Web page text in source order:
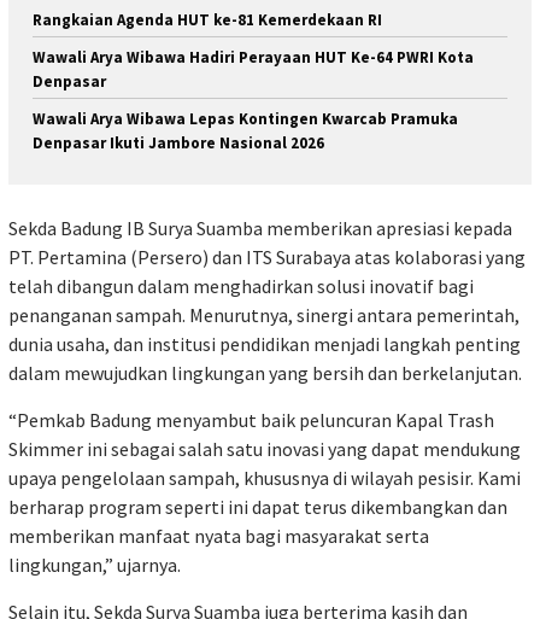
Rangkaian Agenda HUT ke-81 Kemerdekaan RI
Wawali Arya Wibawa Hadiri Perayaan HUT Ke-64 PWRI Kota
Denpasar
Wawali Arya Wibawa Lepas Kontingen Kwarcab Pramuka
Denpasar Ikuti Jambore Nasional 2026
Sekda Badung IB Surya Suamba memberikan apresiasi kepada
PT. Pertamina (Persero) dan ITS Surabaya atas kolaborasi yang
telah dibangun dalam menghadirkan solusi inovatif bagi
penanganan sampah. Menurutnya, sinergi antara pemerintah,
dunia usaha, dan institusi pendidikan menjadi langkah penting
dalam mewujudkan lingkungan yang bersih dan berkelanjutan.
“Pemkab Badung menyambut baik peluncuran Kapal Trash
Skimmer ini sebagai salah satu inovasi yang dapat mendukung
upaya pengelolaan sampah, khususnya di wilayah pesisir. Kami
berharap program seperti ini dapat terus dikembangkan dan
memberikan manfaat nyata bagi masyarakat serta
lingkungan,” ujarnya.
Selain itu, Sekda Surya Suamba juga berterima kasih dan